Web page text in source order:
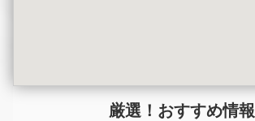
厳選！おすすめ情報